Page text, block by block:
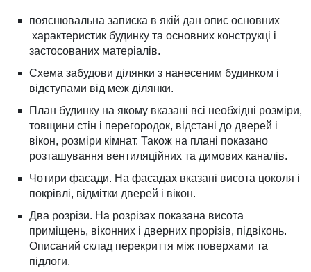
пояснювальна записка в якій дан опис основних
характеристик будинку та основних конструкці і
застосованих матеріалів.
Схема забудови ділянки з нанесеним будинком і
відступами від меж ділянки.
План будинку на якому вказані всі необхідні розміри,
товщини стін і перегородок, відстані до дверей і
вікон, розміри кімнат. Також на плані показано
розташування вентиляційних та димових каналів.
Чотири фасади. На фасадах вказані висота цоколя і
покрівлі, відмітки дверей і вікон.
Два розрізи. На розрізах показана висота
приміщень, віконних і дверних прорізів, підвіконь.
Описаний склад перекриття між поверхами та
підлоги.